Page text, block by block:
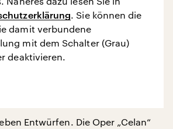
. Sie können die
damit verbundene
mit dem Schalter (Grau)
deaktivieren.
Entwürfen. Die Oper „Celan“